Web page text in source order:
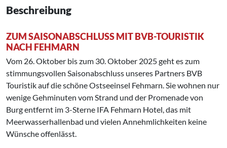
Beschreibung
ZUM SAISONABSCHLUSS MIT BVB-TOURISTIK
NACH FEHMARN
Vom 26. Oktober bis zum 30. Oktober 2025 geht es zum
stimmungsvollen Saisonabschluss unseres Partners BVB
Touristik auf die schöne Ostseeinsel Fehmarn. Sie wohnen nur
wenige Gehminuten vom Strand und der Promenade von
Burg entfernt im 3-Sterne IFA Fehmarn Hotel, das mit
Meerwasserhallenbad und vielen Annehmlichkeiten keine
Wünsche offenlässt.